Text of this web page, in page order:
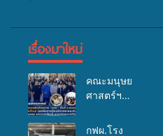
เรื่องมาใหม่
คณะมนุษย
ศาสตร์ฯ
จัดอบรมเสริม
กฟผ.โรง